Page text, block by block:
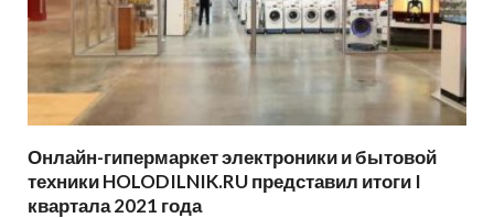
Онлайн-гипермаркет электроники и бытовой
техники HOLODILNIK.RU представил итоги I
квартала 2021 года